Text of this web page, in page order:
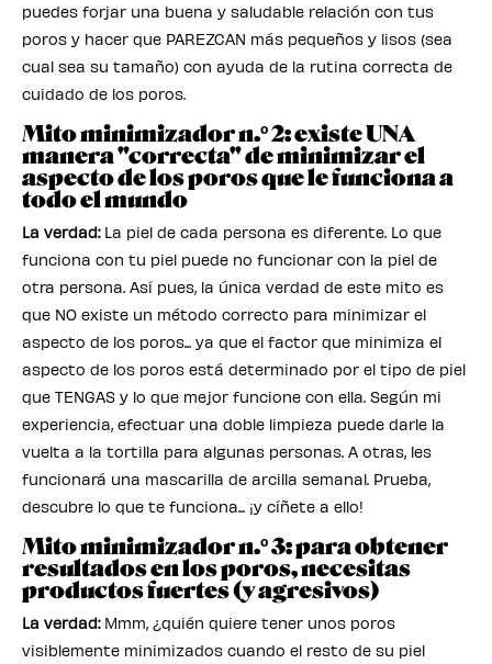
puedes forjar una buena y saludable relación con tus
poros y hacer que PAREZCAN más pequeños y lisos (sea
cual sea su tamaño) con ayuda de la rutina correcta de
cuidado de los poros.
Mito minimizador n.º 2: existe UNA
manera "correcta" de minimizar el
aspecto de los poros que le funciona a
todo el mundo
La verdad:La piel de cada persona es diferente. Lo que
funciona con tu piel puede no funcionar con la piel de
otra persona. Así pues, la única verdad de este mito es
que NO existe un método correcto para minimizar el
aspecto de los poros... ya que el factor que minimiza el
aspecto de los poros está determinado por el tipo de piel
que TENGAS y lo que mejor funcione con ella. Según mi
experiencia, efectuar una doble limpieza puede darle la
vuelta a la tortilla para algunas personas. A otras, les
funcionará una mascarilla de arcilla semanal. Prueba,
descubre lo que te funciona... ¡y cíñete a ello!
Mito minimizador n.º 3: para obtener
resultados en los poros, necesitas
productos fuertes (y agresivos)
La verdad:Mmm, ¿quién quiere tener unos poros
visiblemente minimizados cuando el resto de su piel